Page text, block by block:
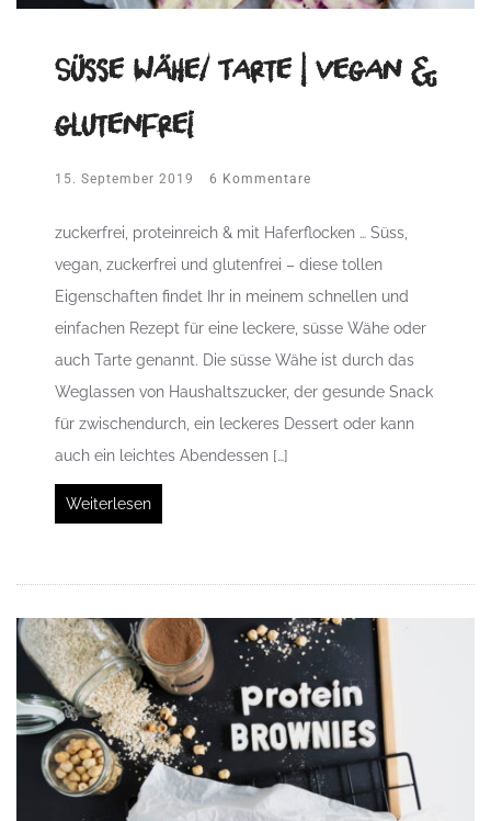
Süsse Wähe/ Tarte | vegan &
glutenfrei
15. September 2019 6 Kommentare
zuckerfrei, proteinreich & mit Haferflocken … Süss,
vegan, zuckerfrei und glutenfrei – diese tollen
Eigenschaften findet Ihr in meinem schnellen und
einfachen Rezept für eine leckere, süsse Wähe oder
auch Tarte genannt. Die süsse Wähe ist durch das
Weglassen von Haushaltszucker, der gesunde Snack
für zwischendurch, ein leckeres Dessert oder kann
auch ein leichtes Abendessen […]
Weiterlesen